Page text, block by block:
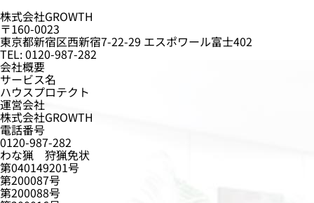
株式会社GROWTH
〒160-0023
東京都新宿区西新宿7-22-29 エスポワール富士402
TEL: 0120-987-282
会社概要
サービス名
ハウスプロテクト
運営会社
株式会社GROWTH
電話番号
0120-987-282
わな猟 狩猟免状
第040149201号
第200087号
第200088号